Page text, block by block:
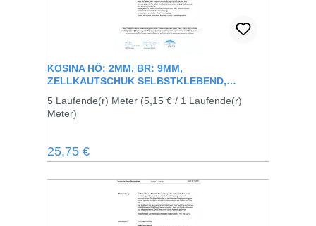
KOSINA HÖ: 2MM, BR: 9MM,
ZELLKAUTSCHUK SELBSTKLEBEND,
5 Laufende(r) Meter (5,15 € / 1 Laufende(r)
Meter)
Regulärer Preis:
25,75 €